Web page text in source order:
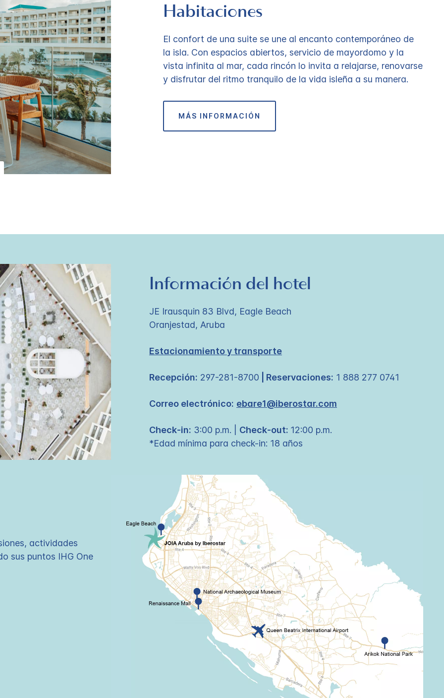
Habitaciones
El confort de una suite se une al encanto contemporáneo de
la isla. Con espacios abiertos, servicio de mayordomo y la
vista infinita al mar, cada rincón lo invita a relajarse, renovarse
y disfrutar del ritmo tranquilo de la vida isleña a su manera.
MÁS INFORMACIÓN
Información del hotel
JE Irausquin 83 Blvd, Eagle Beach
Oranjestad, Aruba
Estacionamiento y transporte
Recepción: 297-281-8700 | Reservaciones: 1 888 277 0741
Correo electrónico: ebare1@iberostar.com
Check-in: 3:00 p.m. | Check-out: 12:00 p.m.
*Edad mínima para check-in: 18 años
actividades
sus puntos IHG One